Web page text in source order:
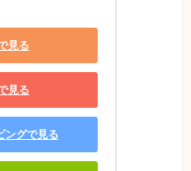
見る
見る
ングで見る